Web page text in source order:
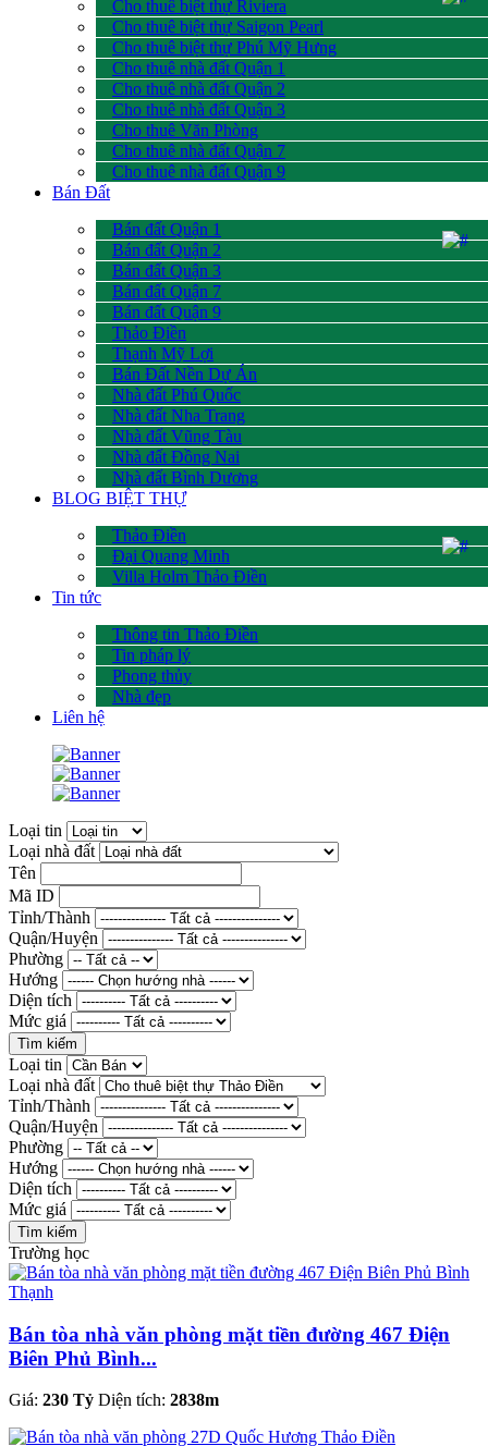
Cho thuê biệt thự Riviera
Cho thuê biệt thự Saigon Pearl
Cho thuê biệt thự Phú Mỹ Hưng
Cho thuê nhà đất Quận 1
Cho thuê nhà đất Quận 2
Cho thuê nhà đất Quận 3
Cho thuê Văn Phòng
Cho thuê nhà đất Quận 7
Cho thuê nhà đất Quận 9
Bán Đất
Bán đất Quận 1
Bán đất Quận 2
Bán đất Quận 3
Bán đất Quận 7
Bán đất Quận 9
Thảo Điền
Thạnh Mỹ Lợi
Bán Đất Nền Dự Án
Nhà đất Phú Quốc
Nhà đất Nha Trang
Nhà đất Vũng Tàu
Nhà đất Đồng Nai
Nhà đất Bình Dương
BLOG BIỆT THỰ
Thảo Điền
Đại Quang Minh
Villa Holm Thảo Điền
Tin tức
Thông tin Thảo Điền
Tin pháp lý
Phong thủy
Nhà đẹp
Liên hệ
Loại tin
Loại nhà đất
Tên
Mã ID
Tỉnh/Thành
Quận/Huyện
Phường
Hướng
Diện tích
Mức giá
Loại tin
Loại nhà đất
Tỉnh/Thành
Quận/Huyện
Phường
Hướng
Diện tích
Mức giá
Trường học
Bán tòa nhà văn phòng mặt tiền đường 467 Điện
Biên Phủ Bình...
Giá: 230 Tỷ Diện tích: 2838m